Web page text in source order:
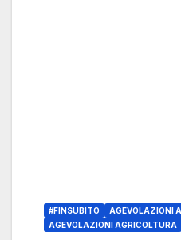
#FINSUBITO
AGEVOLAZIONI
AGEVOLAZIONI AGRICOLTURA